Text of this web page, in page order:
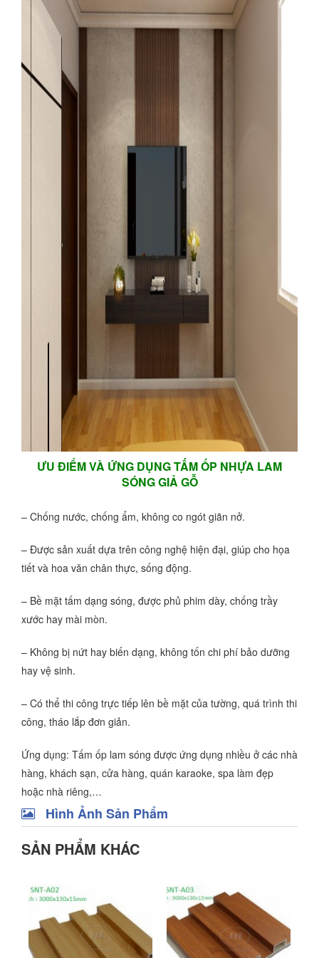
ƯU ĐIỂM VÀ ỨNG DỤNG TẤM ỐP NHỰA LAM
SÓNG GIẢ GỖ
– Chống nước, chống ẩm, không co ngót giãn nở.
– Được sản xuất dựa trên công nghệ hiện đại, giúp cho họa
tiết và hoa văn chân thực, sống động.
– Bề mặt tấm dạng sóng, được phủ phim dày, chống trầy
xước hay mài mòn.
– Không bị nứt hay biến dạng, không tốn chi phí bảo dưỡng
hay vệ sinh.
– Có thể thi công trực tiếp lên bề mặt của tường, quá trình thi
công, tháo lắp đơn giản.
Ứng dụng: Tấm ốp lam sóng được ứng dụng nhiều ở các nhà
hàng, khách sạn, cửa hàng, quán karaoke, spa làm đẹp
hoặc nhà riêng,…
Hình Ảnh Sản Phẩm
SẢN PHẨM KHÁC